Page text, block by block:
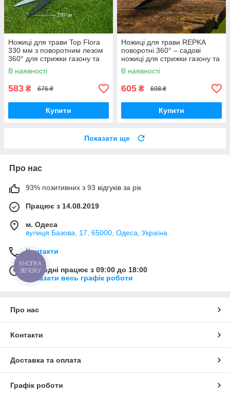
Ножиці для трави Top Flora
330 мм з поворотним лезом
360° для стрижки газону та
кущів
В наявності
583 ₴ 676 ₴
Купити
Ножиці для трави REPKA
поворотні 360° – садові
ножиці для стрижки газону та
кущів, довжина 330 мм
В наявності
605 ₴ 698 ₴
Купити
Показати ще
Про нас
93% позитивних з 93 відгуків за рік
Працює з 14.08.2019
м. Одеса
вулиця Базова, 17, 65000, Одеса, Україна
Контакти
Сьогодні працює з 09:00 до 18:00
Показати весь графік роботи
Про нас
Контакти
Доставка та оплата
Графік роботи
КНОПКА
ЗВ'ЯЗКУ